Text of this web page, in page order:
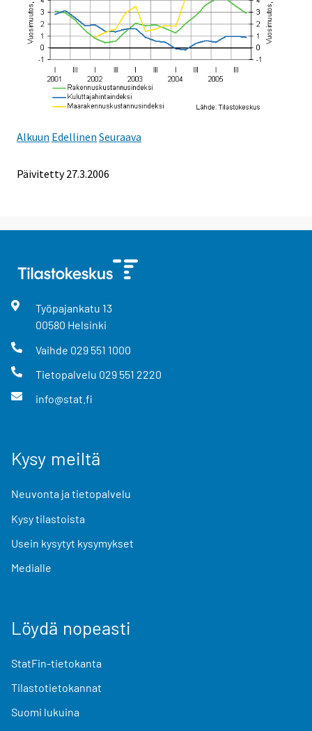
Alkuun Edellinen Seuraava
Päivitetty27.3.2006
Työpajankatu 13
00580 Helsinki
Vaihde 029 551 1000
Tietopalvelu 029 551 2220
info@stat.fi
Kysy meiltä
Neuvonta ja tietopalvelu
Kysy tilastoista
Usein kysytyt kysymykset
Medialle
Löydä nopeasti
StatFin-tietokanta
Tilastotietokannat
Suomi lukuina